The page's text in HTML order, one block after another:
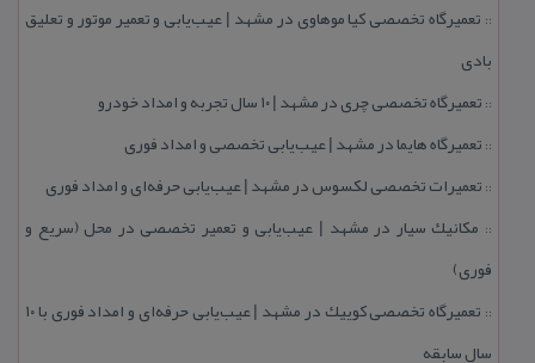
:: تعمیرگاه تخصصی كیا موهاوی در مشهد | عیب‌یابی و تعمیر موتور و تعلیق
بادی
:: تعمیرگاه تخصصی چری در مشهد | ۱۰ سال تجربه و امداد خودرو
:: تعمیرگاه هایما در مشهد | عیب‌یابی تخصصی و امداد فوری
:: تعمیرات تخصصی لكسوس در مشهد | عیب‌یابی حرفه‌ای و امداد فوری
:: مكانیك سیار در مشهد | عیب‌یابی و تعمیر تخصصی در محل (سریع و
فوری)
::
تعمیرگاه تخصصی كوییك در مشهد | عیب‌یابی حرفه‌ای و امداد فوری با ۱۰
سال سابقه